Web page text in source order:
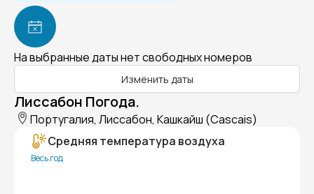
На выбранные даты нет свободных номеров
Изменить даты
Лиссабон Погода.
Португалия, Лиссабон, Кашкайш (Cascais)
Средняя температура воздуха
Весь год